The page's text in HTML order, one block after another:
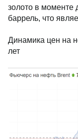
Нефть на фоне
превентивно
75,58 на момент
черное золото в
декабря 2021
Динамика цен на